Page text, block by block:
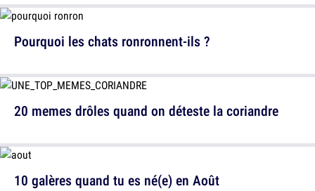
20 memes drôles quand on déteste la coriandre
Pourquoi les chats ronronnent-ils ?
10 galères quand tu es né(e) en Août